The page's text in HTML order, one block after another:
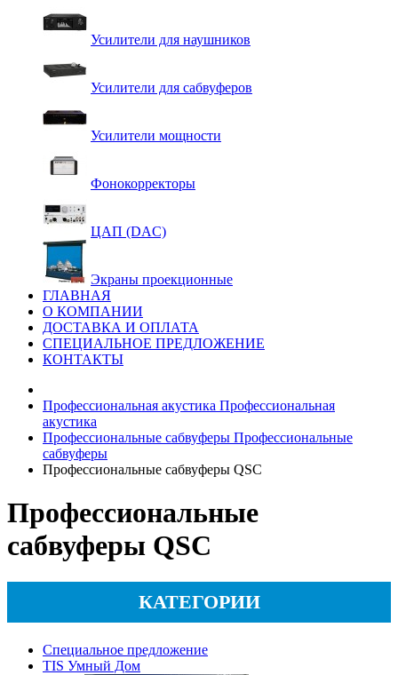
Усилители для наушников
Усилители для сабвуферов
Усилители мощности
Фонокорректоры
ЦАП (DAC)
Экраны проекционные
ГЛАВНАЯ
О КОМПАНИИ
ДОСТАВКА И ОПЛАТА
СПЕЦИАЛЬНОЕ ПРЕДЛОЖЕНИЕ
КОНТАКТЫ
Профессиональная акустика Профессиональная
акустика
Профессиональные сабвуферы Профессиональные
сабвуферы
Профессиональные сабвуферы QSC
Профессиональные
сабвуферы QSC
КАТЕГОРИИ
Специальное предложение
TIS Умный Дом